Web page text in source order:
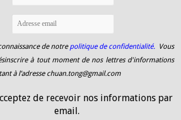
de notrepolitique de confidentialité. Vous
à tout moment de nos lettres d'informations
à l’adresse chuan.tong@gmail.com
de recevoir nos informations par
email.